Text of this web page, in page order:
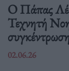
Ο Πάπας
Τεχνητή
02.06.26